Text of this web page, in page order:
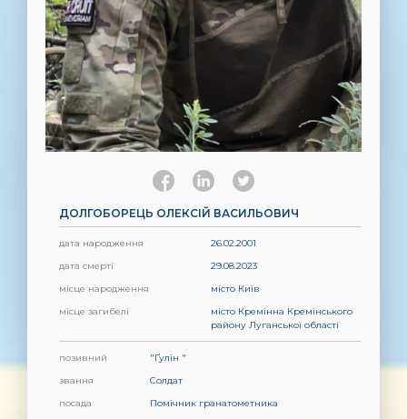
ДОЛГОБОРЕЦЬ ОЛЕКСІЙ ВАСИЛЬОВИЧ
дата народження
26.02.2001
дата смерті
29.08.2023
місце народження
місто Київ
місце загибелі
місто Кремінна Кремінського
району Луганської області
позивний
"Ґулін "
звання
Солдат
посада
Помічник гранатометника